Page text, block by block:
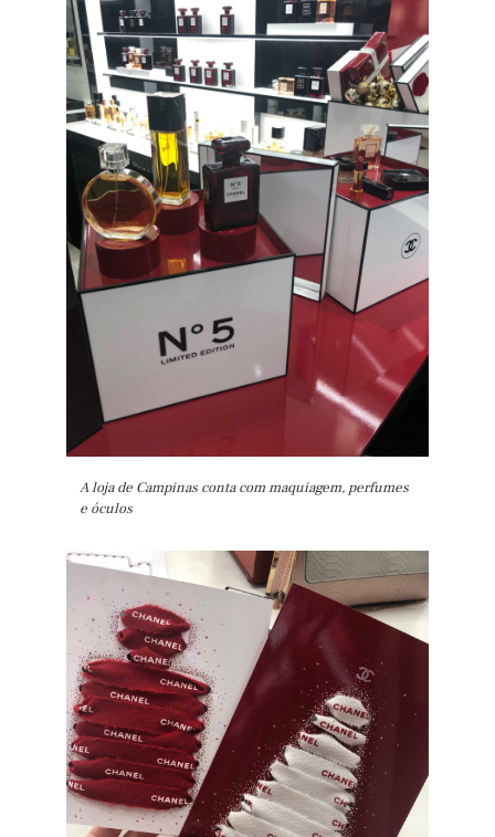
A loja de Campinas conta com maquiagem, perfumes
e óculos